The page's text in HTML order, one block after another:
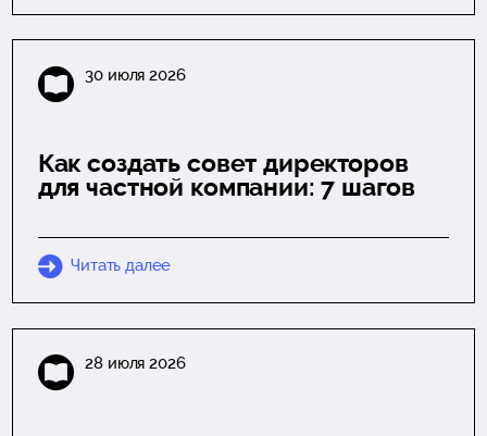
30 июля 2026
Как создать совет директоров
для частной компании: 7 шагов
Читать далее
28 июля 2026